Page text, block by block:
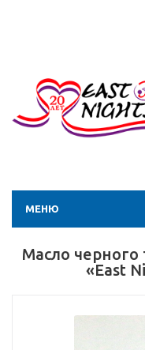
МЕНЮ
Масло черного
«East